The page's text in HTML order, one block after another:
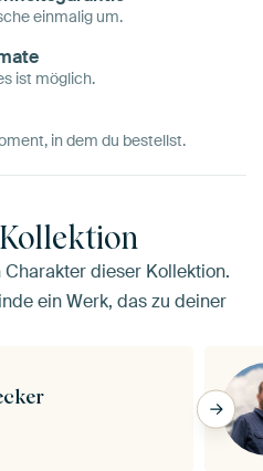
einmalig um.
ist möglich.
in dem du bestellst.
dieser Kollektion.
ein Werk, das zu deiner